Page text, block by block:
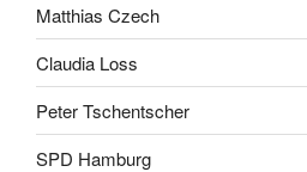
Matthias Czech
Claudia Loss
Peter Tschentscher
SPD Hamburg